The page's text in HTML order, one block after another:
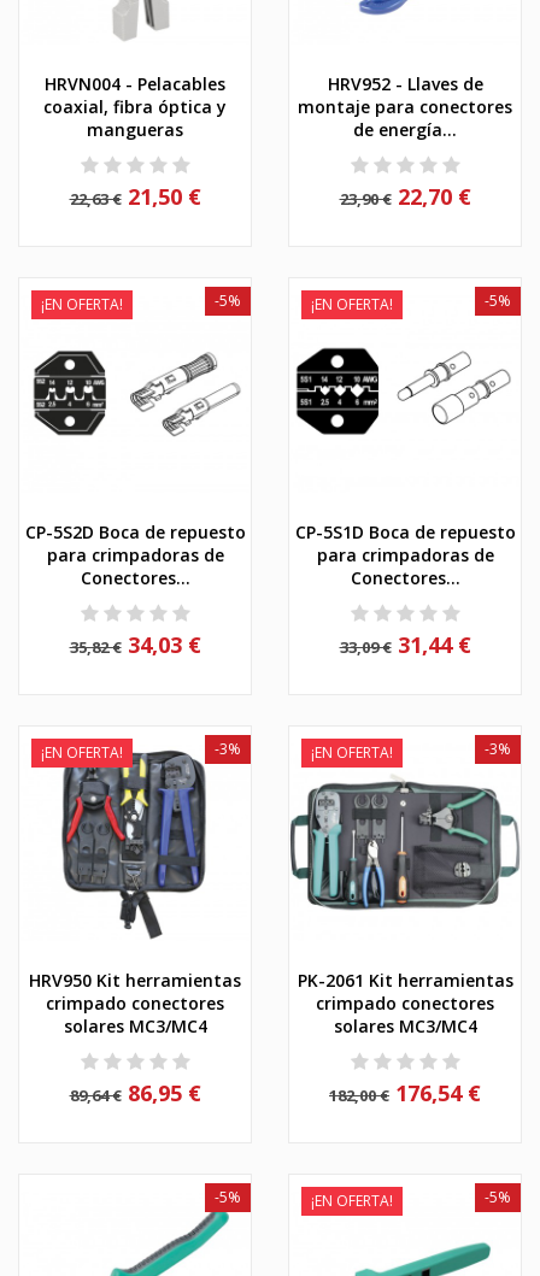
HRVN004 - Pelacables
coaxial, fibra óptica y
mangueras
22,63 € 21,50 €
HRV952 - Llaves de
montaje para conectores
de energía...
23,90 € 22,70 €
¡EN OFERTA!
CP-5S2D Boca de repuesto
para crimpadoras de
Conectores...
35,82 €
-5%
34,03 €
¡EN OFERTA!
CP-5S1D Boca de repuesto
para crimpadoras de
Conectores...
33,09 €
-5%
31,44 €
¡EN OFERTA!
HRV950 Kit herramientas
crimpado conectores
solares MC3/MC4
89,64 €
-3%
86,95 €
¡EN OFERTA!
PK-2061 Kit herramientas
crimpado conectores
solares MC3/MC4
182,00 €
-3%
176,54 €
-5% ¡EN OFERTA! -5%